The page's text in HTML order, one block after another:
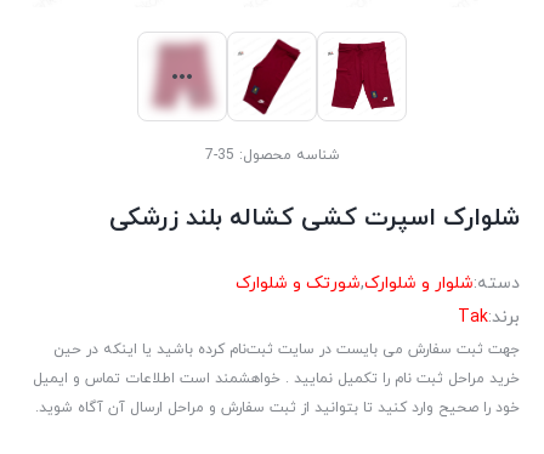
شناسه محصول: 35-7
شلوارک اسپرت کشی کشاله بلند زرشکی
دسته:شلوار و شلوارک,شورتک و شلوارک
برند:Tak
جهت ثبت سفارش می بایست در سایت ثبت‌نام کرده باشید یا اینکه در حین
خرید مراحل ثبت نام را تکمیل نمایید . خواهشمند است اطلاعات تماس و ایمیل
خود را صحیح وارد کنید تا بتوانید از ثبت سفارش و مراحل ارسال آن آگاه شوید.